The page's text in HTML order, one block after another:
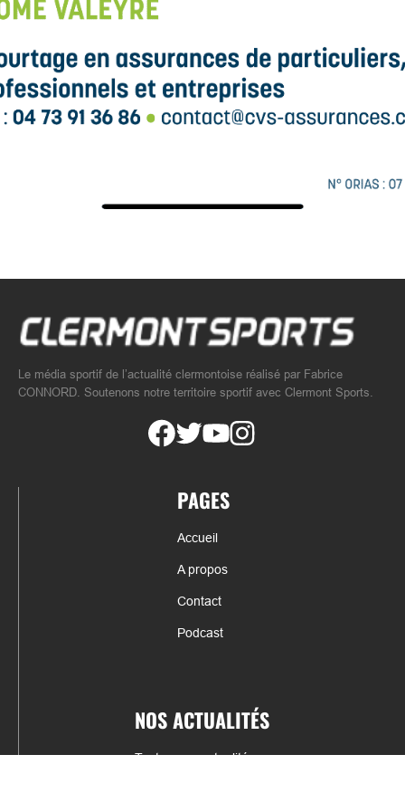
Le média sportif de l’actualité clermontoise réalisé par Fabrice
CONNORD. Soutenons notre territoire sportif avec Clermont Sports.
PAGES
Accueil
A propos
Contact
Podcast
NOS ACTUALITÉS
Toutes nos actualités